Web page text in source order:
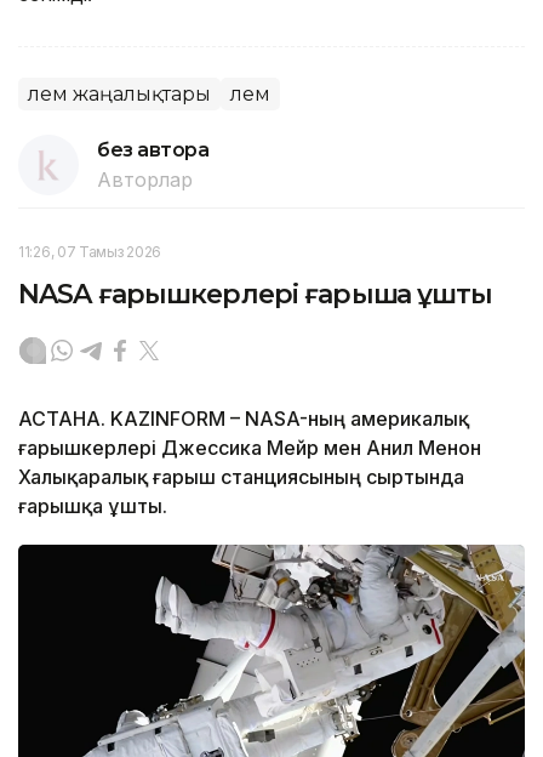
Әлем жаңалықтары Әлем
без автора
Авторлар
11:26, 07 Тамыз 2026
NASA ғарышкерлері ғарышқа ұшты
АСТАНА. KAZINFORM – NASA-ның америкалық
ғарышкерлері Джессика Мейр мен Анил Менон
Халықаралық ғарыш станциясының сыртында
ғарышқа ұшты.